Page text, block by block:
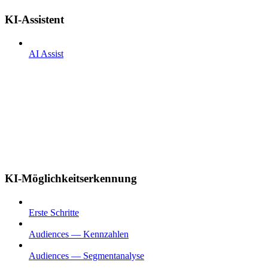
KI-Assistent
AI Assist
KI-Möglichkeitserkennung
Erste Schritte
Audiences — Kennzahlen
Audiences — Segmentanalyse